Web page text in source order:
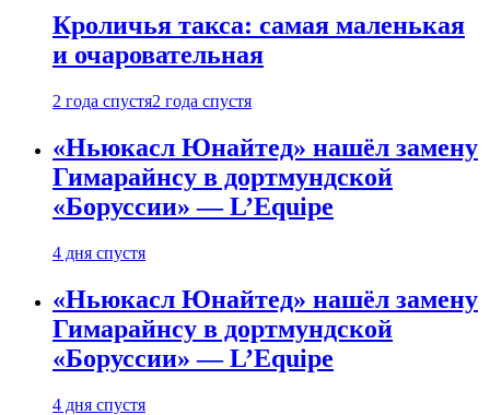
Кроличья такса: самая маленькая
и очаровательная
2 года спустя2 года спустя
«Ньюкасл Юнайтед» нашёл замену
Гимарайнсу в дортмундской
«Боруссии» — L’Equipe
4 дня спустя
«Ньюкасл Юнайтед» нашёл замену
Гимарайнсу в дортмундской
«Боруссии» — L’Equipe
4 дня спустя